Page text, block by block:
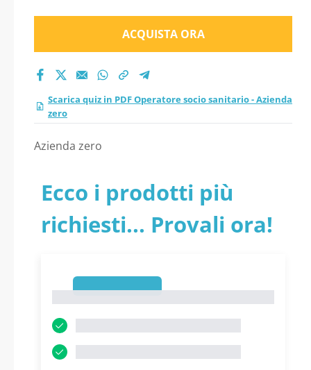
ACQUISTA ORA
Scarica quiz in PDF Operatore socio sanitario - Azienda
zero
Azienda zero
Ecco i prodotti più
richiesti... Provali ora!